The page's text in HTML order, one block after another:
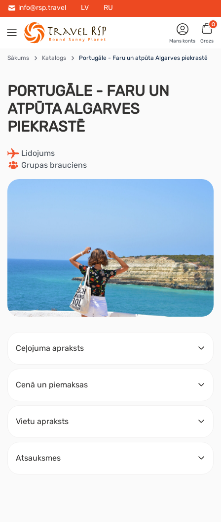
info@rsp.travel LV RU
Mans konts
0
Grozs
Sākums Katalogs Portugāle - Faru un atpūta Algarves piekrastē
PORTUGĀLE - FARU UN
ATPŪTA ALGARVES
PIEKRASTĒ
Lidojums
Grupas brauciens
Ceļojuma apraksts
Cenā un piemaksas
Vietu apraksts
Atsauksmes